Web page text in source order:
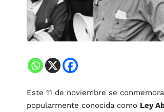
Este 11 de noviembre se
popularmente conocida como Ley